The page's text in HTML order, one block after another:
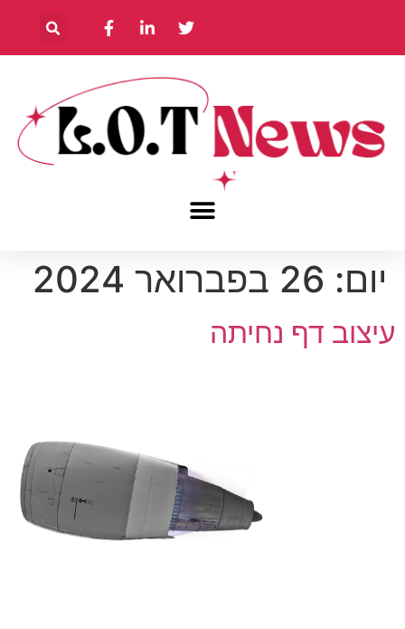
יום: 26 בפברואר 2024
עיצוב דף נחיתה